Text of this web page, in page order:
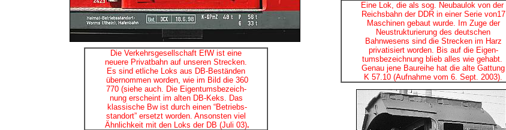
Die Verkehrsgesellschaft EfW ist eine
neuere Privatbahn auf unseren Strecken.
Es sind etliche Loks aus DB-Beständen
übernommen worden, wie im Bild die 360
770 (siehe auch. Die Eigentumsbezeich-
nung erscheint im alten DB-Keks. Das
klassische Bw ist durch einen “Betriebs-
standort” ersetzt worden. Ansonsten viel
Ähnlichkeit mit den Loks der DB (Juli 03).
Eine Lok, die als sog. Neubaulok von der
Reichsbahn der DDR in einer Serie von17
Maschinen gebaut wurde. Im Zuge der
Neustrukturierung des deutschen
Bahnwesens sind die Strecken im Harz
privatisiert worden. Bis auf die Eigen-
tumsbezeichnung blieb alles wie gehabt.
Genau jene Baureihe hat die alte Gattung
K 57.10 (Aufnahme vom 6. Sept. 2003).